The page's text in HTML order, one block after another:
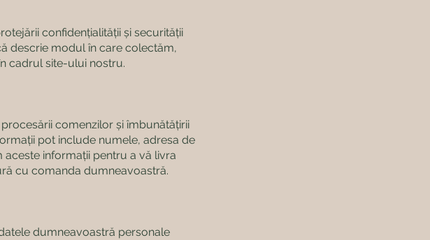
confidențialității și securității
descrie modul în care colectăm,
cadrul site-ului nostru.
comenzilor și îmbunătățirii
pot include numele, adresa de
informații pentru a vă livra
cu comanda dumneavoastră.
dumneavoastră personale